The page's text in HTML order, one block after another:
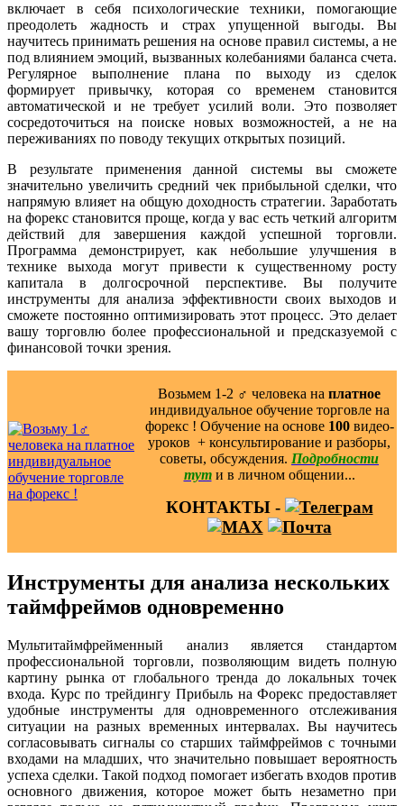
включает в себя психологические техники, помогающие
преодолеть жадность и страх упущенной выгоды. Вы
научитесь принимать решения на основе правил системы, а не
под влиянием эмоций, вызванных колебаниями баланса счета.
Регулярное выполнение плана по выходу из сделок
формирует привычку, которая со временем становится
автоматической и не требует усилий воли. Это позволяет
сосредоточиться на поиске новых возможностей, а не на
переживаниях по поводу текущих открытых позиций.
В результате применения данной системы вы сможете
значительно увеличить средний чек прибыльной сделки, что
напрямую влияет на общую доходность стратегии. Заработать
на форекс становится проще, когда у вас есть четкий алгоритм
действий для завершения каждой успешной торговли.
Программа демонстрирует, как небольшие улучшения в
технике выхода могут привести к существенному росту
капитала в долгосрочной перспективе. Вы получите
инструменты для анализа эффективности своих выходов и
сможете постоянно оптимизировать этот процесс. Это делает
вашу торговлю более профессиональной и предсказуемой с
финансовой точки зрения.
Возьмем 1-2 ‍♂️ человека на платное
индивидуальное обучение торговле на
форекс ! Обучение на основе 100видео-
уроков ️ + консультирование и разборы,
советы, обсуждения. Подробности
тут и в личном общении...
КОНТАКТЫ -
Инструменты для анализа нескольких
таймфреймов одновременно
Мультитаймфрейменный анализ является стандартом
профессиональной торговли, позволяющим видеть полную
картину рынка от глобального тренда до локальных точек
входа. Курс по трейдингу Прибыль на Форекс предоставляет
удобные инструменты для одновременного отслеживания
ситуации на разных временных интервалах. Вы научитесь
согласовывать сигналы со старших таймфреймов с точными
входами на младших, что значительно повышает вероятность
успеха сделки. Такой подход помогает избегать входов против
основного движения, которое может быть незаметно при